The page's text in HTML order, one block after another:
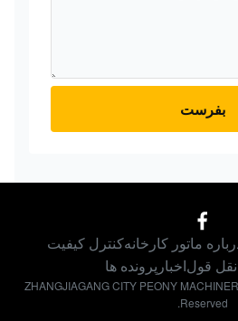
بفرست
ماتور کارخانهکنترل کیفیت
قولاخبار پرونده ها
© 2026 ZHANGJIAGANG CITY PEONY
Reserved.